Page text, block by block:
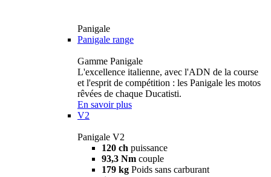
Panigale
Panigale range
Gamme Panigale
L'excellence italienne, avec l'ADN de la course
et l'esprit de compétition : les Panigale les motos
rêvées de chaque Ducatisti.
En savoir plus
V2
Panigale V2
120 ch puissance
93,3 Nm couple
179 kg Poids sans carburant